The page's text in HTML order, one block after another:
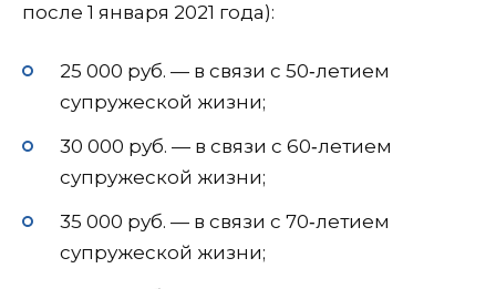
после 1 января 2021 года):
25 000 руб. — в связи с 50‑летием
супружеской жизни;
30 000 руб. — в связи с 60‑летием
супружеской жизни;
35 000 руб. — в связи с 70‑летием
супружеской жизни;